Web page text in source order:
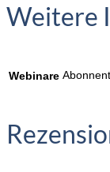
Weitere
Webinare